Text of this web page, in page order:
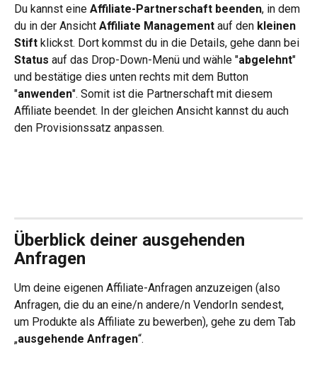
Du kannst eine Affiliate-Partnerschaft beenden, in dem
du in der Ansicht Affiliate Management auf den kleinen
Stift klickst. Dort kommst du in die Details, gehe dann bei
Status auf das Drop-Down-Menü und wähle "abgelehnt"
und bestätige dies unten rechts mit dem Button
"anwenden". Somit ist die Partnerschaft mit diesem
Affiliate beendet. In der gleichen Ansicht kannst du auch
den Provisionssatz anpassen.
Überblick deiner ausgehenden
Anfragen
Um deine eigenen Affiliate-Anfragen anzuzeigen (also
Anfragen, die du an eine/n andere/n VendorIn sendest,
um Produkte als Affiliate zu bewerben), gehe zu dem Tab
„ausgehende Anfragen“.